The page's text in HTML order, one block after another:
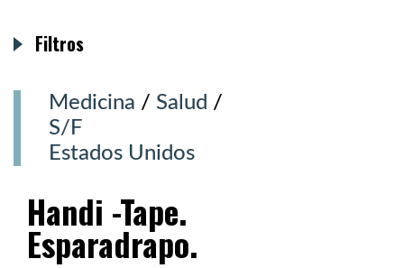
Medicina / Salud /
S/F
Estados Unidos
Handi -Tape.
Esparadrapo.
Filtros